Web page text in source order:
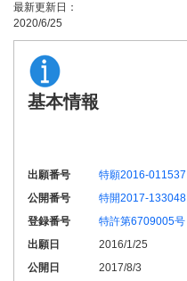
最新更新日：
2020/6/25
基本情報
出願番号
特願2016-011537
公開番号
特開2017-133048
登録番号
特許第6709005号
出願日
2016/1/25
公開日
2017/8/3